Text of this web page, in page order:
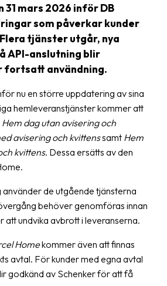
31 mars 2026 inför DB
som påverkar kunder
tjänster utgår, nya
API-anslutning blir
användning.
nu en större uppdatering av sina
hemleveranstjänster kommer att
Hem dag utan avisering och
avisering och kvittenssamt Hem
kvittens. Dessa ersätts av den
de utgående tjänsterna
behöver genomföras innan
att undvika avbrott i leveranserna.
Homekommer även att finnas
avtal. För kunder med egna avtal
godkänd av Schenker för att få